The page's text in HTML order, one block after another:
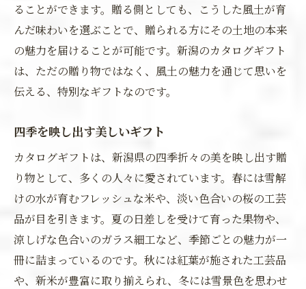
ることができます。贈る側としても、こうした風土が育
んだ味わいを選ぶことで、贈られる方にその土地の本来
の魅力を届けることが可能です。新潟のカタログギフト
は、ただの贈り物ではなく、風土の魅力を通じて思いを
伝える、特別なギフトなのです。
四季を映し出す美しいギフト
カタログギフトは、新潟県の四季折々の美を映し出す贈
り物として、多くの人々に愛されています。春には雪解
けの水が育むフレッシュな米や、淡い色合いの桜の工芸
品が目を引きます。夏の日差しを受けて育った果物や、
涼しげな色合いのガラス細工など、季節ごとの魅力が一
冊に詰まっているのです。秋には紅葉が施された工芸品
や、新米が豊富に取り揃えられ、冬には雪景色を思わせ